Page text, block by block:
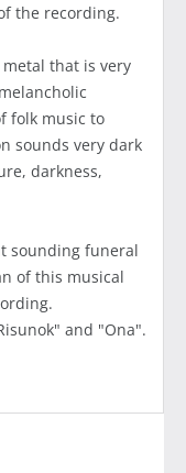
the recording.
that is very
folk music to
sounds very dark
darkness,
sounding funeral
of this musical
and "Ona".